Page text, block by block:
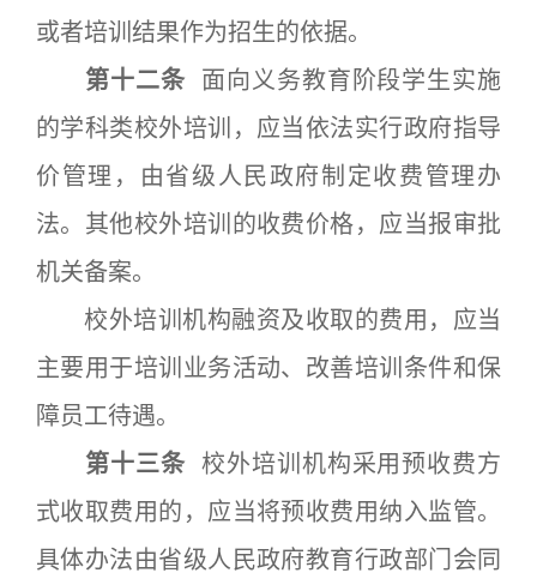
或者培训结果作为招生的依据。
第十二条 面向义务教育阶段学生实施
的学科类校外培训，应当依法实行政府指导
价管理，由省级人民政府制定收费管理办
法。其他校外培训的收费价格，应当报审批
机关备案。
校外培训机构融资及收取的费用，应当
主要用于培训业务活动、改善培训条件和保
障员工待遇。
第十三条 校外培训机构采用预收费方
式收取费用的，应当将预收费用纳入监管。
具体办法由省级人民政府教育行政部门会同